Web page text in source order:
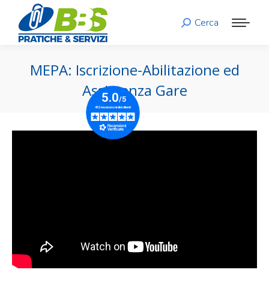
Search:
Cerca
MEPA: Iscrizione-Abilitazione ed
Assistenza Gare